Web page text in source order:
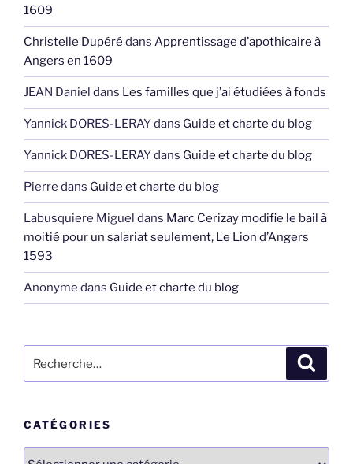
1609
Christelle Dupéré dans Apprentissage d’apothicaire à
Angers en 1609
JEAN Daniel dans Les familles que j’ai étudiées à fonds
Yannick DORES-LERAYdans Guide et charte du blog
Yannick DORES-LERAYdans Guide et charte du blog
Pierre dans Guide et charte du blog
Labusquiere Miguel dans Marc Cerizay modifie le bail à
moitié pour un salariat seulement, Le Lion d’Angers
1593
Anonyme dans Guide et charte du blog
pour
CATÉGORIES
Catégories